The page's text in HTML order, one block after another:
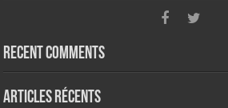
Recent Comments
Articles récents